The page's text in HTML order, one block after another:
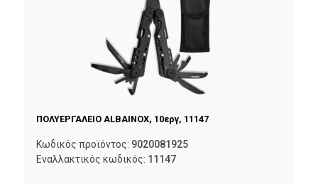
ΠΟΛΥΕΡΓΑΛΕΙΟ ALBAINOX, 10εργ, 11147
Κωδικός προϊόντος: 9020081925
Εναλλακτικός κωδικός: 11147